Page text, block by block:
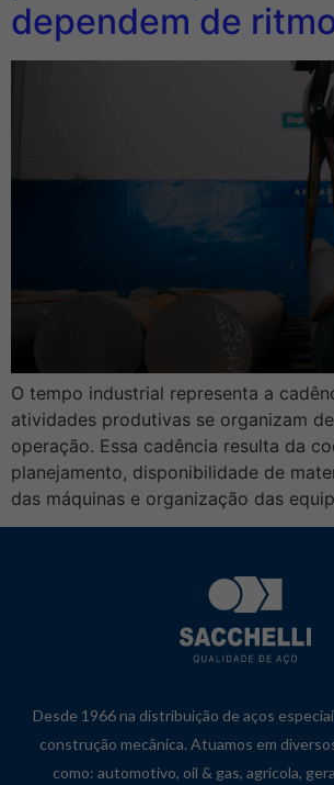
dependem de
O tempo industrial representa a
atividades produtivas se organizam
operação. Essa cadência resulta da
planejamento, disponibilidade de
das máquinas e organização das
Desde 1966 na distribuição de aços
construção mecânica. Atuamos em
como: automotivo, oil & gas, agrícola,